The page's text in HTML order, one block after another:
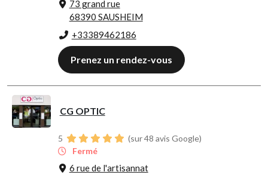
73 grand rue
68390 SAUSHEIM
+33389462186
Prenez un rendez-vous
CG OPTIC
5
(sur 48 avis Google)
Fermé
6 rue de l'artisannat